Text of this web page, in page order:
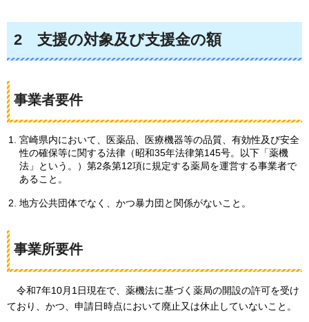
2 支援の対象及び支援金の額
事業者要件
宮崎県内において、医薬品、医療機器等の品質、有効性及び安全
性の確保等に関する法律（昭和35年法律第145号。以下「薬機
法」という。）第2条第12項に規定する薬局を運営する事業者で
あること。
地方公共団体でなく、かつ暴力団と関係がないこと。
事業所要件
令和7年10月1日現在で、薬機法に基づく薬局の開設の許可を受け
ており、かつ、申請日時点において廃止又は休止していないこと。